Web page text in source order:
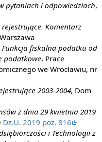
pytaniach i odpowiedziach,
rejestrujące. Komentarz
Funkcja fiskalna podatku od
podatkowe, Prace
we Wrocławiu, nr
2003-2004, Dom
z dnia 29 kwietnia 2019
Dz.U. 2019 poz. 816
i Technologii z